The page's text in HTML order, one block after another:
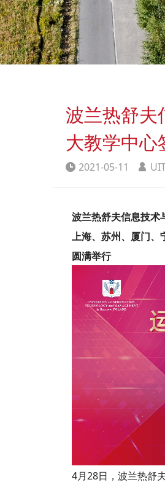
波兰热舒夫
大教学中心
2021-05-11
波兰热舒夫信息技术
上海、苏州、厦门、
圆满举行
4月28日，波兰热舒